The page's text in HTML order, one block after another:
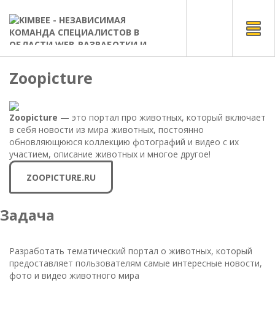
Zoopicture
Zoopicture — это портал про животных, который включает
в себя новости из мира животных, постоянно
обновляющююся коллекцию фотографий и видео с их
участием, описание животных и многое другое!
ZOOPICTURE.RU
Задача
Разработать тематический портал о животных, который
предоставляет пользователям самые интересные новости,
фото и видео животного мира
СВЯЗАТЬСЯ С НАМИ